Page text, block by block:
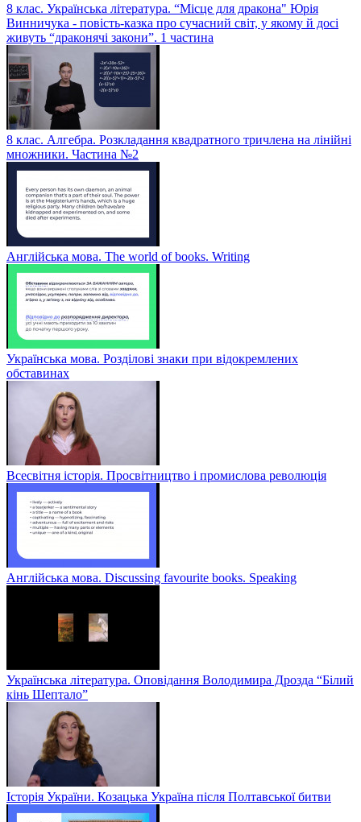
8 клас. Українська література. “Місце для дракона" Юрія
Винничука - повість-казка про сучасний світ, у якому й досі
живуть “драконячі закони”. 1 частина
8 клас. Алгебра. Розкладання квадратного тричлена на лінійні
множники. Частина №2
Англійська мова. The world of books. Writing
Українська мова. Розділові знаки при відокремлених
обставинах
Всесвітня історія. Просвітництво і промислова революція
Англійська мова. Discussing favourite books. Speaking
Українська література. Оповідання Володимира Дрозда “Білий
кінь Шептало”
Історія України. Козацька Україна після Полтавської битви